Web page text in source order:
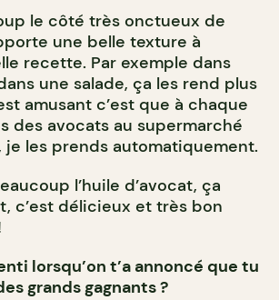
le côté très onctueux de
une belle texture à
recette. Par exemple dans
une salade, ça les rend plus
amusant c’est que à chaque
des avocats au supermarché
je les prends automatiquement.
l’huile d’avocat, ça
c’est délicieux et très bon
lorsqu’on t’a annoncé que tu
grands gagnants ?